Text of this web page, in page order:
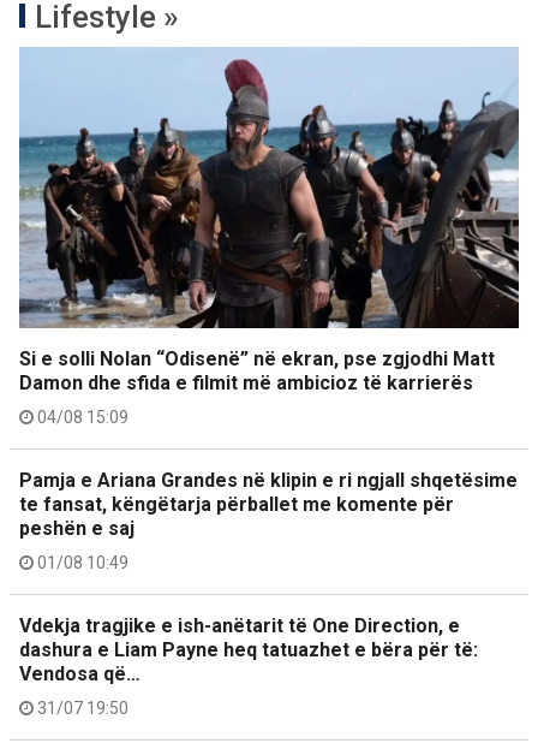
Lifestyle »
Si e solli Nolan “Odisenë” në ekran, pse zgjodhi Matt
Damon dhe sfida e filmit më ambicioz të karrierës
04/08 15:09
Pamja e Ariana Grandes në klipin e ri ngjall shqetësime
te fansat, këngëtarja përballet me komente për
peshën e saj
01/08 10:49
Vdekja tragjike e ish-anëtarit të One Direction, e
dashura e Liam Payne heq tatuazhet e bëra për të:
Vendosa që…
31/07 19:50